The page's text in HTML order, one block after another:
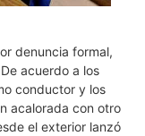
denuncia formal,
acuerdo a los
conductor y los
acalorada con otro
el exterior lanzó